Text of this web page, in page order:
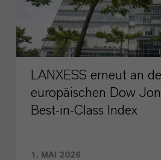
LANXESS erneut an
europäischen Dow
Best‑in‑Class Index
1. MAI 2026